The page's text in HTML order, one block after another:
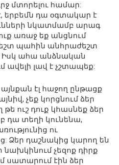
մտորելու համար:
երբեմն դա օգտակար է
նկատմամբ արագ
առաջ եք անցնում
պահին անհրաժեշտ
Իսկ ահա անձնական
ավելի լավ է չշտապեք:
այնքան էլ հաջող ընթացք
չեք կորցնում ձեր
ուշ դուք կհասնեք ձեր
դա տեղի կունենա,
ու
Ձեր դաշնակից կարող են
նախկինում չեզոք դիրք
սատարում էին ձեր